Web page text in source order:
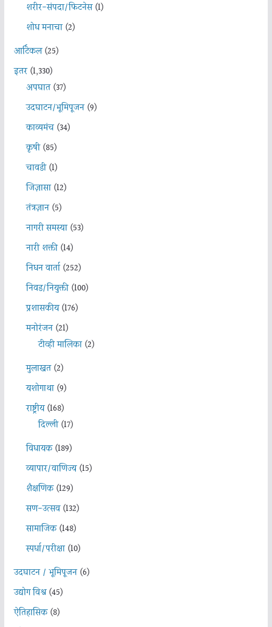
शरीर-संपदा/फिटनेस(1)
शोध मनाचा(2)
आर्टिकल(25)
इतर(1,330)
अपघात(37)
उदघाटन/भूमिपूजन(9)
काव्यमंच(34)
कृषी(85)
चावडी(1)
जिज्ञासा(12)
तंत्रज्ञान(5)
नागरी समस्या(53)
नारी शक्ती(14)
निधन वार्ता(252)
निवड/नियुक्ती(100)
प्रशासकीय(176)
मनोरंजन(21)
टीव्ही मालिका(2)
मुलाखत(2)
यशोगाथा(9)
राष्ट्रीय(168)
दिल्ली(17)
विधायक(189)
व्यापार/वाणिज्य(15)
शैक्षणिक(129)
सण-उत्सव(132)
सामाजिक(148)
स्पर्धा/परीक्षा(10)
उदघाटन / भूमिपूजन(6)
उद्योग विश्व(45)
ऐतिहासिक(8)